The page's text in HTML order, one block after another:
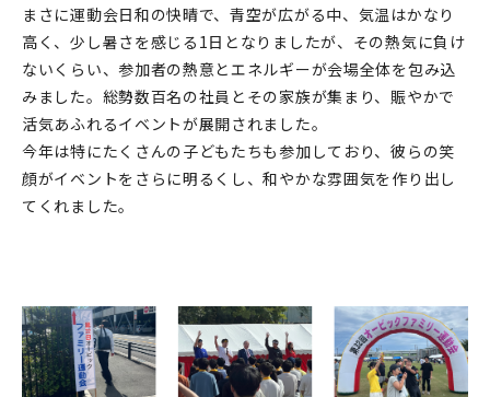
まさに運動会日和の快晴で、青空が広がる中、気温はかなり
高く、少し暑さを感じる1日となりましたが、その熱気に負け
ないくらい、参加者の熱意とエネルギーが会場全体を包み込
みました。総勢数百名の社員とその家族が集まり、賑やかで
活気あふれるイベントが展開されました。
今年は特にたくさんの子どもたちも参加しており、彼らの笑
顔がイベントをさらに明るくし、和やかな雰囲気を作り出し
てくれました。